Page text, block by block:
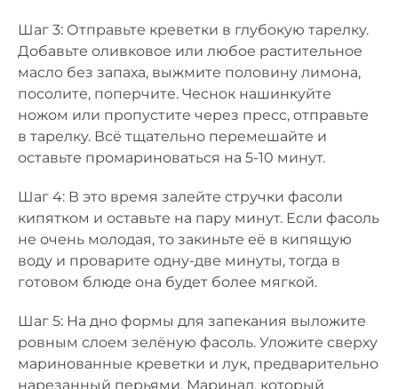
Шаг 3: Отправьте креветки в глубокую тарелку.
Добавьте оливковое или любое растительное
масло без запаха, выжмите половину лимона,
посолите, поперчите. Чеснок нашинкуйте
ножом или пропустите через пресс, отправьте
в тарелку. Всё тщательно перемешайте и
оставьте промариноваться на 5-10 минут.
Шаг 4: В это время залейте стручки фасоли
кипятком и оставьте на пару минут. Если фасоль
не очень молодая, то закиньте её в кипящую
воду и проварите одну-две минуты, тогда в
готовом блюде она будет более мягкой.
Шаг 5: На дно формы для запекания выложите
ровным слоем зелёную фасоль. Уложите сверху
маринованные креветки и лук, предварительно
нарезанный перьями. Маринад, который